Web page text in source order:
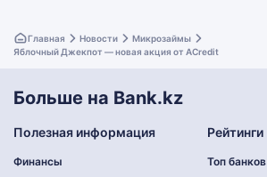
Главная Новости
Микрозаймы
Яблочный Джекпот — новая акция от ACredit
Больше на Bank.kz
Полезная информация
Финансы
Рейтинги
Топ банков